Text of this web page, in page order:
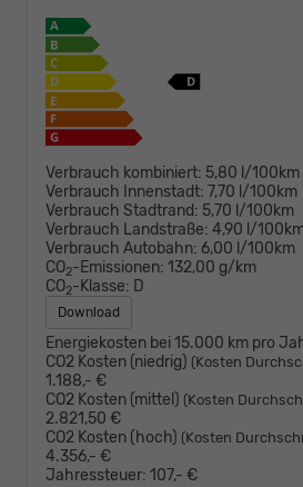
Verbrauch kombiniert: 5,80 l/100km
Verbrauch Innenstadt: 7,70 l/100km
Verbrauch Stadtrand: 5,70 l/100km
Verbrauch Landstraße: 4,90 l/
Verbrauch Autobahn: 6,00 l/100km
CO2-Emissionen: 132,00 g/km
CO2-Klasse: D
Download
Energiekosten bei 15.000 km pro
CO2 Kosten (niedrig) (Kosten
1.188,- €
CO2 Kosten (mittel) (Kosten
2.821,50 €
CO2 Kosten (hoch) (Kosten
4.356,- €
Jahressteuer: 107,- €